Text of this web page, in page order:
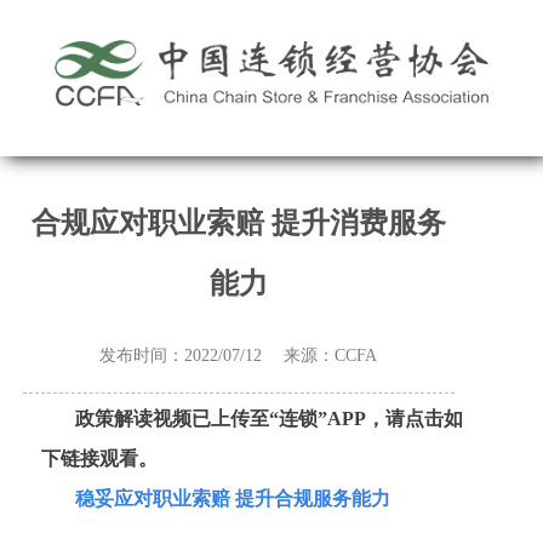
合规应对职业索赔 提升消费服务
能力
发布时间：2022/07/12 来源：CCFA
政策解读视频已上传至“连锁”APP，请点击如
下链接观看。
稳妥应对职业索赔 提升合规服务能力